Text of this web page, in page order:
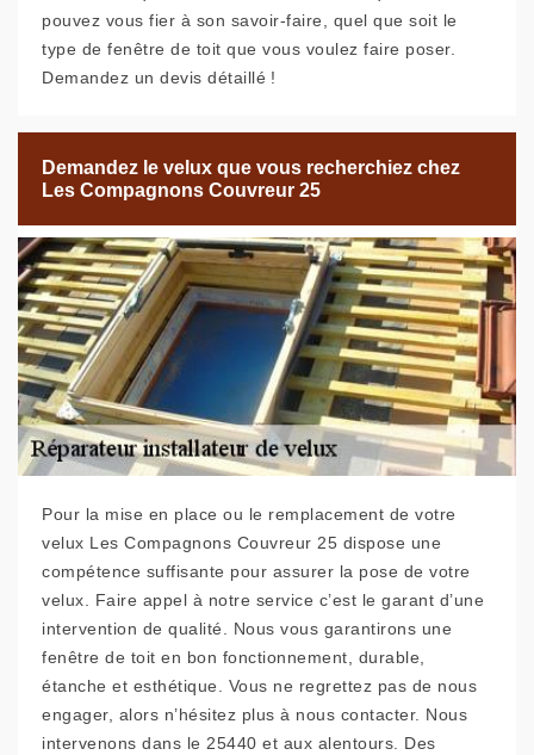
pouvez vous fier à son savoir-faire, quel que soit le
type de fenêtre de toit que vous voulez faire poser.
Demandez un devis détaillé !
Demandez le velux que vous recherchiez chez
Les Compagnons Couvreur 25
Pour la mise en place ou le remplacement de votre
velux Les Compagnons Couvreur 25 dispose une
compétence suffisante pour assurer la pose de votre
velux. Faire appel à notre service c’est le garant d’une
intervention de qualité. Nous vous garantirons une
fenêtre de toit en bon fonctionnement, durable,
étanche et esthétique. Vous ne regrettez pas de nous
engager, alors n’hésitez plus à nous contacter. Nous
intervenons dans le 25440 et aux alentours. Des